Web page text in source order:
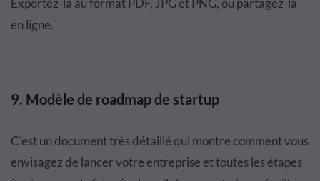
Exportez-la au format PDF, JPG et PNG, ou partagez-la
en ligne.
9. Modèle de roadmap de startup
C'est un document très détaillé qui montre comment vous
envisagez de lancer votre entreprise et toutes les étapes